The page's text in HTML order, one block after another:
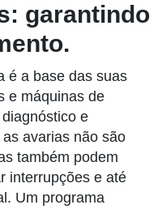
garantindo
é a base das suas
e máquinas de
e
avarias não são
também podem
interrupções e até
Um programa